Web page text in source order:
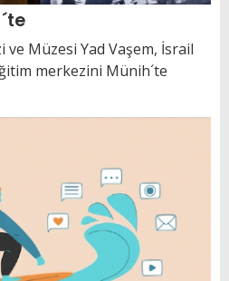
Müzesi Yad Vaşem, İsrail
merkezini Münih´te